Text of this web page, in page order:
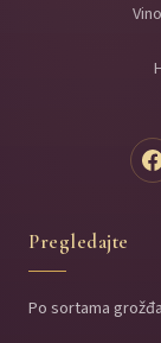
Pregledajte
Po sortama grožđa